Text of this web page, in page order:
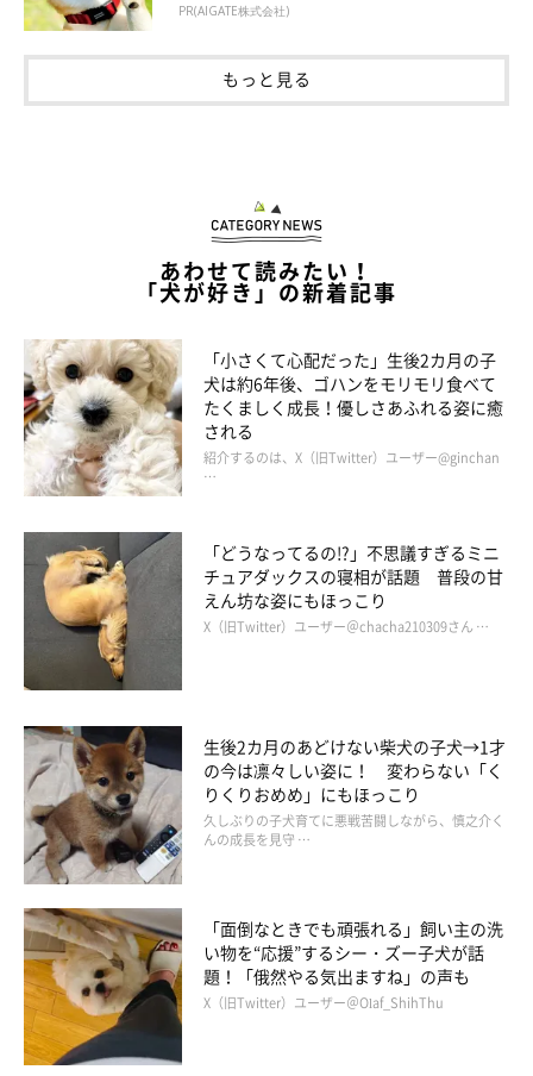
京都府在住。柴犬の魅力をイラストで表現してSNSで発信、共感
を呼び、「ここ柴部」のハッシュタグとともに話題に。そのイラ
ストは、ドラマ・映画「柴公園」のエンドロールにも登場。柴犬
たちのクスッと笑える生態を描いた書籍「柴犬のここが好き」を
出版。
ここ柴のインスタグラム
柴犬のここが好き #ここ柴部
PR(AIGATE株式会社)
もっと見る
あわせて読みたい！
「犬が好き」の新着記事
「小さくて心配だった」生後2カ月の子
犬は約6年後、ゴハンをモリモリ食べて
たくましく成長！優しさあふれる姿に癒
される
紹介するのは、X（旧Twitter）ユーザー@ginchan
…
「どうなってるの!?」不思議すぎるミニ
チュアダックスの寝相が話題 普段の甘
えん坊な姿にもほっこり
X（旧Twitter）ユーザー＠chacha210309さん …
生後2カ月のあどけない柴犬の子犬→1才
の今は凛々しい姿に！ 変わらない「く
りくりおめめ」にもほっこり
久しぶりの子犬育てに悪戦苦闘しながら、慎之介く
んの成長を見守 …
「面倒なときでも頑張れる」飼い主の洗
い物を“応援”するシー・ズー子犬が話
題！「俄然やる気出ますね」の声も
X（旧Twitter）ユーザー＠Olaf_ShihThu